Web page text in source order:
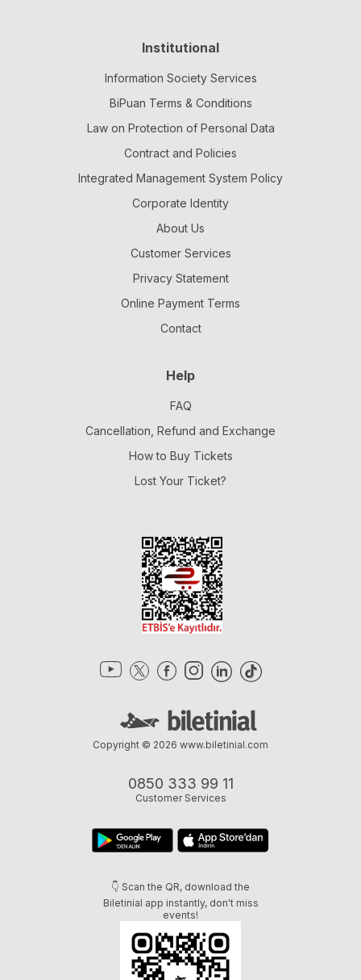
Institutional
Information Society Services
BiPuan Terms & Conditions
Law on Protection of Personal Data
Contract and Policies
Integrated Management System Policy
Corporate Identity
About Us
Customer Services
Privacy Statement
Online Payment Terms
Contact
Help
FAQ
Cancellation, Refund and Exchange
How to Buy Tickets
Lost Your Ticket?
0850 333 99 11
Customer Services
👇 Scan the QR, download the
Biletinial app instantly, don't miss
events!
Copyright © 2026 www.biletinial.com